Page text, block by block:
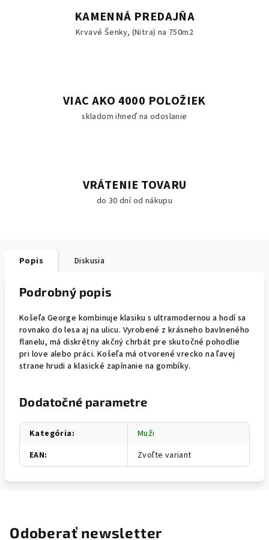
KAMENNÁ PREDAJŇA
Krvavé Šenky, (Nitra) na 750m2
VIAC AKO 4000 POLOŽIEK
skladom ihneď na odoslanie
VRÁTENIE TOVARU
do 30 dní od nákupu
Popis Diskusia
Podrobný popis
Košeľa George kombinuje klasiku s ultramodernou a hodí sa
rovnako do lesa aj na ulicu. Vyrobené z krásneho bavlneného
flanelu, má diskrétny akčný chrbát pre skutočné pohodlie
pri love alebo práci. Košeľa má otvorené vrecko na ľavej
strane hrudi a klasické zapínanie na gombíky.
Dodatočné parametre
Kategória:
Muži
EAN: Zvoľte variant
Odoberať newsletter